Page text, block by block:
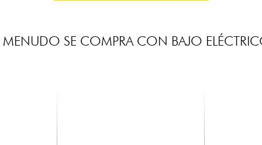
MENUDO SE COMPRA CON BAJO